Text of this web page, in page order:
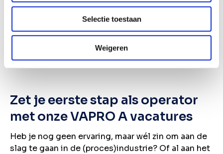
Selectie toestaan
Weigeren
Wil je de nieuwste vacatures in je mail ontvangen?
Schrijf je in voor onze vacature alert!
Vacature alert ontvangen
Zet je eerste stap als operator
met onze VAPRO A vacatures
Heb je nog geen ervaring, maar wél zin om aan de
slag te gaan in de (proces)industrie? Of al aan het